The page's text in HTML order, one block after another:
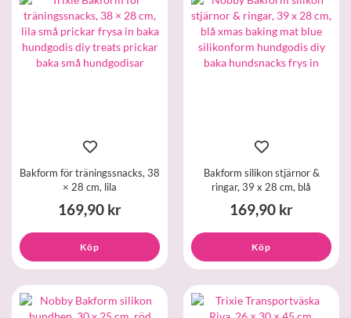
Bakform för träningssnacks, 38
× 28 cm, lila
169,90 kr
Köp
Bakform silikon stjärnor &
ringar, 39 x 28 cm, blå
169,90 kr
Köp